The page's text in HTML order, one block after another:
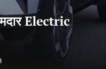
Electric